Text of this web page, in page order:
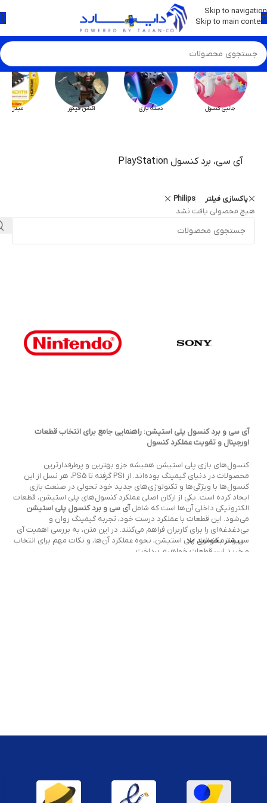
Skip to navigation
Skip to main content
💡برچسب و اسکین کنسول ها بروز شد . . . اینجا کیک کن !
جانبی کنسول دسته بازی اکشن فیگور مبدل HX
آی سی، برد کنسول PlayStation
پاکسازی فیلتر Philips
هیچ محصولی یافت نشد.
آی سی و برد کنسول پلی استیشن: راهنمایی جامع برای انتخاب قطعات
اورجینال و تقویت عملکرد کنسول
کنسول‌های بازی پلی استیشن همیشه جزو بهترین و پرطرفدارترین
محصولات در دنیای گیمینگ بوده‌اند. از PS1 گرفته تا PS5، هر نسل از این
کنسول‌ها با ویژگی‌ها و تکنولوژی‌های جدید خود تحولی در صنعت بازی
ایجاد کرده است. یکی از ارکان اصلی عملکرد کنسول‌های پلی استیشن، قطعات
الکترونیکی داخلی آن‌ها است که شاملآی سی و برد کنسول پلی استیشن
می‌شود. این قطعات با عملکرد درست خود، تجربه گیمینگ روان و
بی‌دغدغه‌ای را برای کاربران فراهم می‌کنند. در این متن، به بررسی اهمیت آی
سی و برد کنسول پلی استیشن، نحوه عملکرد آن‌ها، و نکات مهم برای انتخاب
و خرید این قطعات خواهیم پرداخت.
انواع آی سی و برد در کنسول‌های پلی
استیشن
بیشتر بخوانید